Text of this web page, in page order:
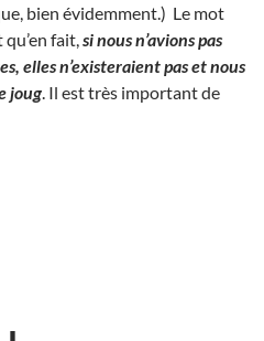
bien évidemment.) Le mot
fait, si nous n’avions pas
elles n’existeraient pas et nous
joug . Il est très important de